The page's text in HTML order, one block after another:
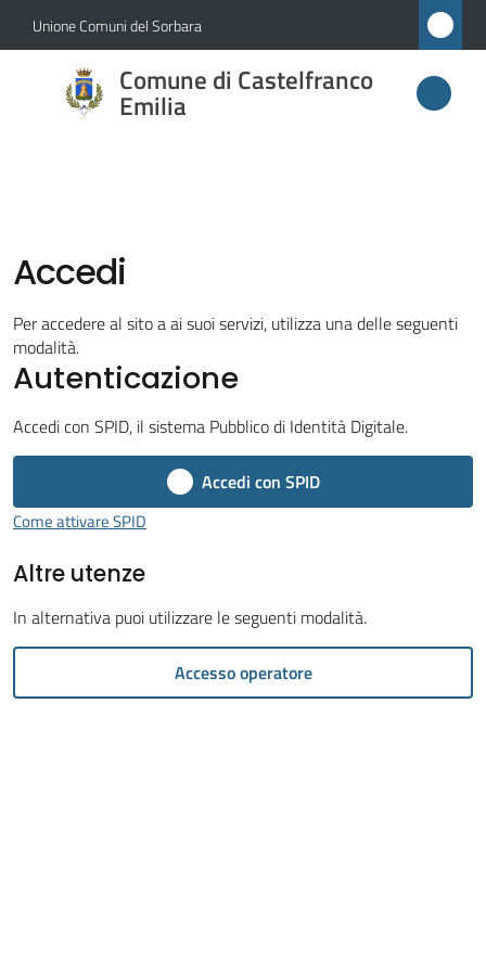
Vai al contenuto
Vai alla navigazione
Vai al footer
Unione Comuni del Sorbara
Comune di Castelfranco
Emilia
Comune di
Castelfranco
Servizi
Vivere
Castelfranco
Menu selezionato
Tutti
gli
Accedi
Per accedere al sito a ai suoi servizi, utilizza una delle seguenti
modalità.
Autenticazione
Accedi con SPID, il sistema Pubblico di Identità Digitale.
Accedi con SPID
Come attivare SPID
Altre utenze
In alternativa puoi utilizzare le seguenti modalità.
Accesso operatore